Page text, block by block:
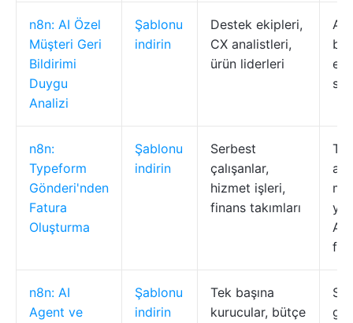
n8n: AI Özel
Müşteri Geri
Bildirimi
Duygu
Analizi
Şablonu
indirin
Destek ekipleri,
CX analistleri,
ürün liderleri
AI
n8n:
Typeform
Gönderi'nden
Fatura
Oluşturma
Şablonu
indirin
Serbest
çalışanlar,
hizmet işleri,
finans takımları
n8n: AI
Agent ve
Şablonu
indirin
Tek başına
kurucular, bütçe